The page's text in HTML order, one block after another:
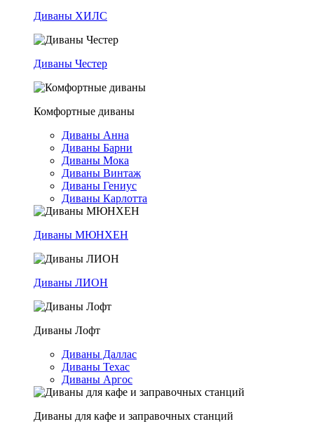
Диваны ХИЛС
Диваны Честер
Комфортные диваны
Диваны Анна
Диваны Барни
Диваны Мока
Диваны Винтаж
Диваны Гениус
Диваны Карлотта
Диваны МЮНХЕН
Диваны ЛИОН
Диваны Лофт
Диваны Даллас
Диваны Техас
Диваны Аргос
Диваны для кафе и заправочных станций